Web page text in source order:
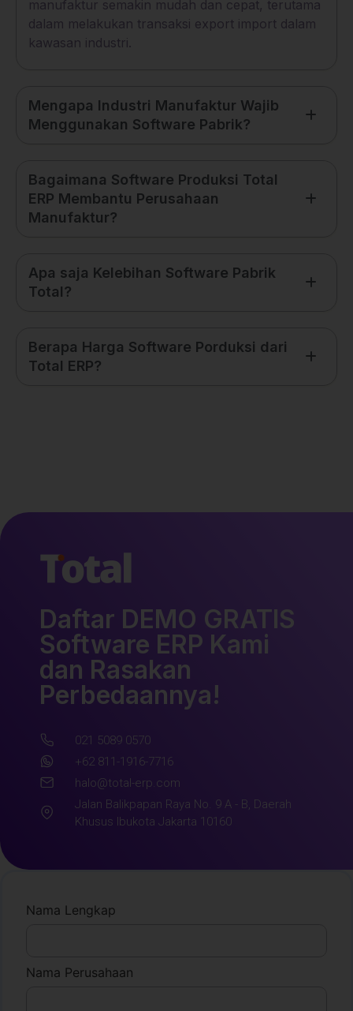
manufaktur semakin mudah dan cepat, terutama
dalam melakukan transaksi export import dalam
kawasan industri.
Mengapa Industri Manufaktur Wajib
Menggunakan Software Pabrik?
Bagaimana Software Produksi Total
ERP Membantu Perusahaan
Manufaktur?
Apa saja Kelebihan Software Pabrik
Total?
Berapa Harga Software Porduksi dari
Total ERP?
Daftar DEMO GRATIS
Software ERP Kami
dan Rasakan
Perbedaannya!
021 5089 0570
+62 811-1916-7716
halo@total-erp.com
Jalan Balikpapan Raya No. 9 A - B, Daerah
Khusus Ibukota Jakarta 10160
Nama Lengkap
Nama Perusahaan